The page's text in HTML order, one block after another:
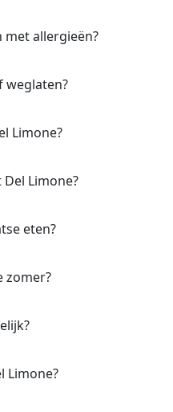
met allergieën?
weglaten?
Limone?
Limone?
eten?
zomer?
Limone?